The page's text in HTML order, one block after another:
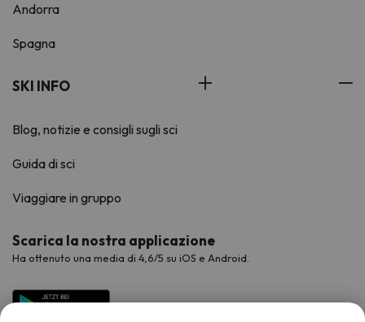
Andorra
Spagna
SKI INFO
Blog, notizie e consigli sugli sci
Guida di sci
Viaggiare in gruppo
Scarica la nostra applicazione
Ha ottenuto una media di 4,6/5 su iOS e Android.